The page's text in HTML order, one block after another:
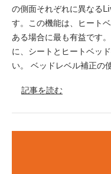
の側面それぞれに異なる
す。この機能は、ヒート
ある場合に最も有益です
に、シートとヒートベッ
い。 ベッドレベル補正
記事を読む